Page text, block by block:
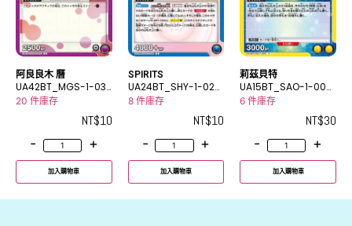
阿良良木 曆
UA42BT_MGS-1-037
U
20 件庫存
NT$10
-
+
加入購物車
SPIRITS
UA24BT_SHY-1-024
R
8 件庫存
NT$10
-
+
加入購物車
莉茲貝特
UA15BT_SAO-1-009
R
6 件庫存
NT$30
-
+
加入購物車